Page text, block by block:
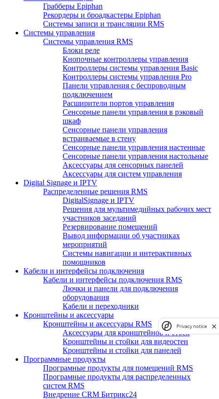
Грабберы Epiphan
Рекордеры и броадкастеры Epiphan
Системы записи и трансляции RMS
Системы управления
Системы управления RMS
Блоки реле
Кнопочные контроллеры управления
Контроллеры системы управления Basic
Контроллеры системы управления Pro
Панели управления с беспроводным
подключением
Расширители портов управления
Сенсорные панели управления в рэковый
шкаф
Сенсорные панели управления
встраиваемые в стену
Сенсорные панели управления настенные
Сенсорные панели управления настольные
Аксессуары для сенсорных панелей
Аксессуары для систем управления
Digital Signage и IPTV
Распределенные решения RMS
DigitalSignage и IPTV
Решения для мультимедийных рабочих мест
участников заседаний
Резервирование помещений
Вывод информации об участниках
мероприятий
Системы навигации и интерактивных
помощников
Кабели и интерфейсы подключения
Кабели и интерфейсы подключения RMS
Лючки и панели для подключения
оборудования
Кабели и переходники
Кронштейны и аксессуары
Кронштейны и аксессуары RMS
Аксессуары для кронштейнов и стоек
Кронштейны и стойки для видеостен
Кронштейны и стойки для панелей
Программные продукты
Програмные продукты для помещений RMS
Програмные продукты для распределенных
систем RMS
Внедрение CRM Битрикс24
Privacy notice